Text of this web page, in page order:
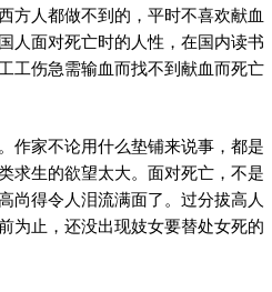
方人都做不到的，平时不喜欢献血
人面对死亡时的人性，在国内读书
工伤急需输血而找不到献血而死亡
作家不论用什么垫铺来说事，都是
求生的欲望太大。面对死亡，不是
尚得令人泪流满面了。过分拔高人
为止，还没出现妓女要替处女死的